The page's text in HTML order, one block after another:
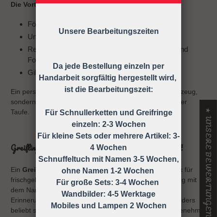
Die Vorteile eines Greiflings:
Fördert die Hand-Augen-Koordination
Unterstützt die Entwicklung der Feinmotorik
Regt die Sinne durch verschiedene Materialien und
Formen an
Gibt Sicherheit durch vertraute Haptik
Ein personalisierter Greifling ist nicht nur ein tolles Spielzeug,
sondern auch ein individuelles Geschenk zur Geburt oder
Taufe.
Greifling mit Namen – Das ideale Geschenk zur Geburt
Ein Greifling mit Namenist ein wunderbares Geschenk für
frischgebackene Eltern. Durch die individuelle Gestaltung mit
dem Namen des Babys wird er zu einem einzigartigen
Erinnerungsstück, das oft lange aufbewahrt wird. Besonders
beliebt sind Greiflinge aus Holz oder Silikon, da sie angenehm
★ UNSERE BEWERTUNGEN
Unsere Bearbeitungszeiten
Da jede Bestellung einzeln per
Handarbeit sorgfältig hergestellt wird,
ist die Bearbeitungszeit:
Für Schnullerketten und Greifringe
einzeln: 2-3 Wochen
Für kleine Sets oder mehrere Artikel: 3-
4 Wochen
Schnuffeltuch mit Namen 3-5 Wochen,
ohne Namen 1-2 Wochen
Für große Sets: 3-4 Wochen
Wandbilder: 4-5 Werktage
Mobiles und Lampen 2 Wochen